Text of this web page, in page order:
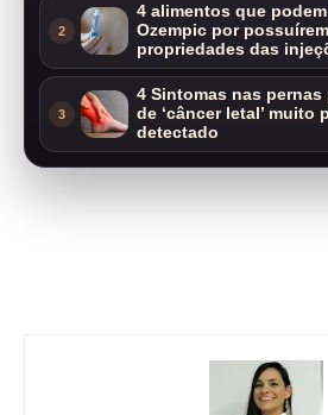
2
4 alimentos que
Ozempic por
propriedades das
3
4 Sintomas nas
de ‘câncer letal’ muito
detectado